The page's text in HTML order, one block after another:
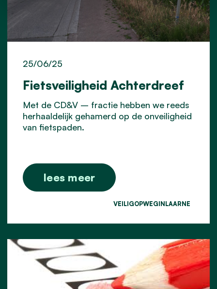
Fietsveiligheid Achterdreef
25/06/25
Met de CD&V – fractie hebben we reeds
herhaaldelijk gehamerd op de onveiligheid
van fietspaden.
lees meer
VEILIGOPWEGINLAARNE